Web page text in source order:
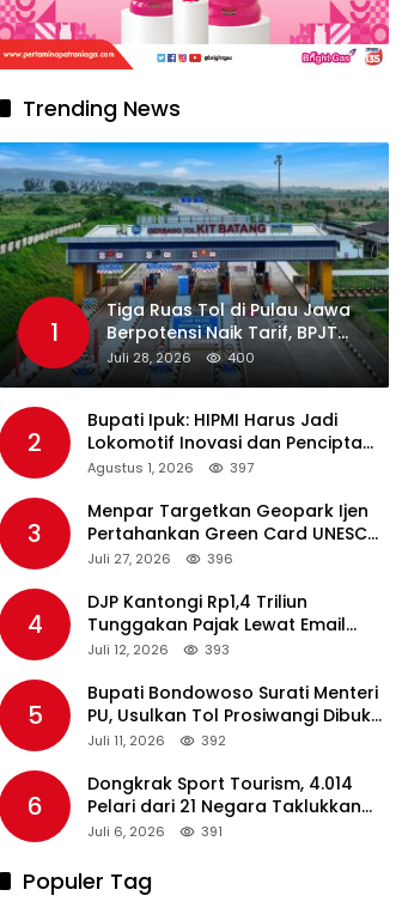
Trending News
1
Tiga Ruas Tol di Pulau Jawa
Berpotensi Naik Tarif, BPJT
Tunggu Hasil Evaluasi
Standar Pelayanan
Juli 28, 2026 400
2
Bupati Ipuk: HIPMI Harus Jadi
Lokomotif Inovasi dan Pencipta
Lapangan Kerja
Agustus 1, 2026 397
3
Menpar Targetkan Geopark Ijen
Pertahankan Green Card UNESCO
pada Revalidasi Agustus 2026
Juli 27, 2026 396
4
DJP Kantongi Rp1,4 Triliun
Tunggakan Pajak Lewat Email
Pengingat, Total Piutang Masih
Juli 12, 2026 393
5
Bupati Bondowoso Surati Menteri
PU, Usulkan Tol Prosiwangi Dibuka
Sementara
Juli 11, 2026 392
6
Dongkrak Sport Tourism, 4.014
Pelari dari 21 Negara Taklukkan
Jalur Ekstrem Mantra 116
Juli 6, 2026 391
Populer Tag